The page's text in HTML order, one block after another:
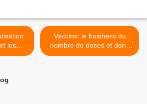
les
Vaccins: le business du
nombre de doses et donc
de l'âge auquel on